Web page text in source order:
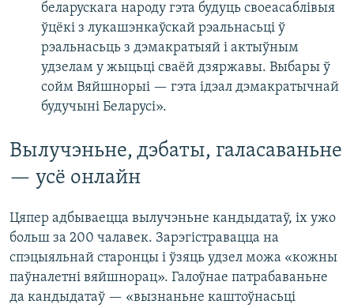
беларускага народу гэта будуць своеасаблівыя
ўцёкі з лукашэнкаўскай рэальнасьці ў
рэальнасьць з дэмакратыяй і актыўным
удзелам у жыцьці сваёй дзяржавы. Выбары ў
сойм Вяйшнорыі — гэта ідэал дэмакратычнай
будучыні Беларусі».
Вылучэньне, дэбаты, галасаваньне
— усё онлайн
Цяпер адбываецца вылучэньне кандыдатаў, іх ужо
больш за 200 чалавек. Зарэгістравацца на
спэцыяльнай старонцы і ўзяць удзел можа «кожны
паўналетні вяйшнорац». Галоўнае патрабаваньне
да кандыдатаў — «вызнаньне каштоўнасьці